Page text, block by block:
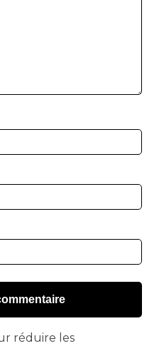
réduire les